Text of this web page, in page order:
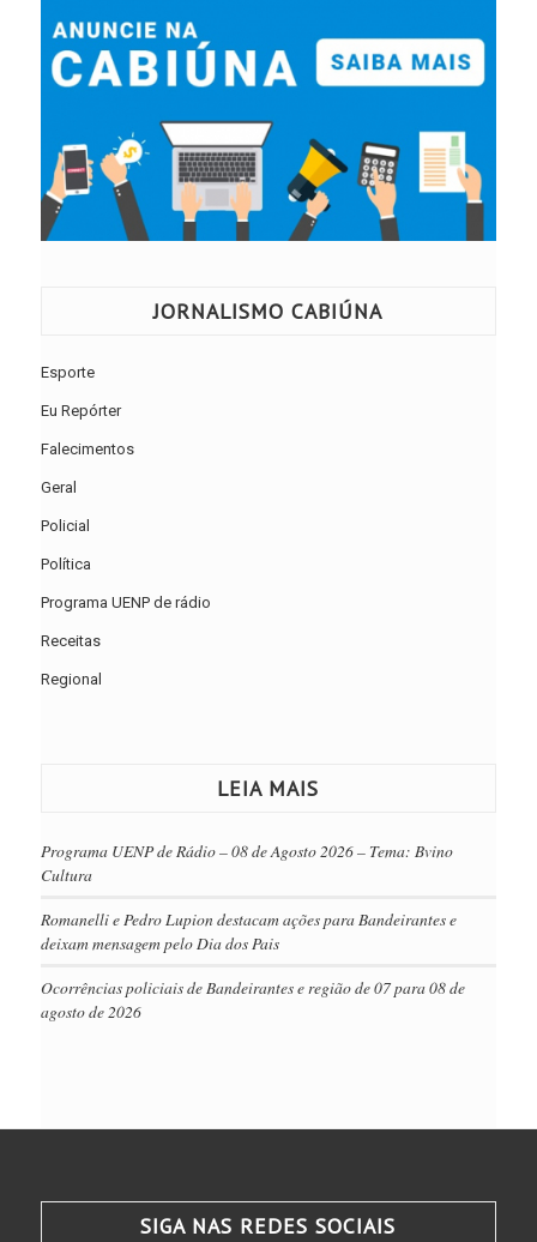
JORNALISMO CABIÚNA
Esporte
Eu Repórter
Falecimentos
Geral
Policial
Política
Programa UENP de rádio
Receitas
Regional
LEIA MAIS
Programa UENP de Rádio – 08 de Agosto 2026 – Tema: Bvino
Cultura
Romanelli e Pedro Lupion destacam ações para Bandeirantes e
deixam mensagem pelo Dia dos Pais
Ocorrências policiais de Bandeirantes e região de 07 para 08 de
agosto de 2026
SIGA NAS REDES SOCIAIS